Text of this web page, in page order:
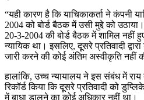
“यही कारण है कि याचिकाकर्ता ने कंपनी
2004 को बोर्ड बैठक में उसी मुद्दे को
20-3-2004 की बोर्ड बैठक में शामिल नहीं
न्यायिक था। इसलिए, दूसरे प्रतिवादी
जारी करने की कोई अंतिम अस्वीकृति नहीं
हालांकि, उच्च न्यायालय ने इस संबंध में राय
रिकॉर्ड किया कि दूसरे प्रतिवादी को
में बाधा डालने का कोई अधिकार नहीं था।